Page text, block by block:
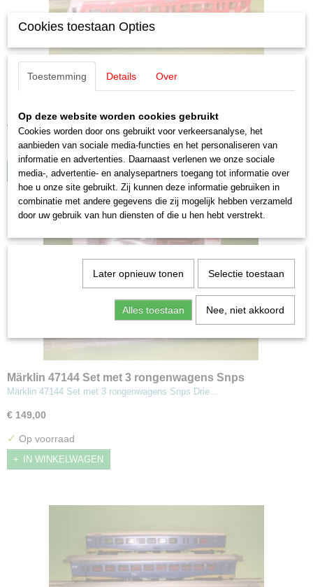
Märklin 43891 Knorr 'Wagen-Set'
€ 89,50
Op voorraad
IN WINKELWAGEN
Märklin 47144 Set met 3 rongenwagens Snps
Märklin 47144 Set met 3 rongenwagens Snps Drie…
€ 149,00
✓ Op voorraad
IN WINKELWAGEN
Cookies toestaan Opties
Toestemming Details Over
Op deze website worden cookies gebruikt
Cookies worden door ons gebruikt voor verkeersanalyse, het
aanbieden van sociale media-functies en het personaliseren van
informatie en advertenties. Daarnaast verlenen we onze sociale
media-, advertentie- en analysepartners toegang tot informatie over
hoe u onze site gebruikt. Zij kunnen deze informatie gebruiken in
combinatie met andere gegevens die zij mogelijk hebben verzameld
door uw gebruik van hun diensten of die u hen hebt verstrekt.
Later opnieuw tonen Selectie toestaan
Alles toestaan Nee, niet akkoord